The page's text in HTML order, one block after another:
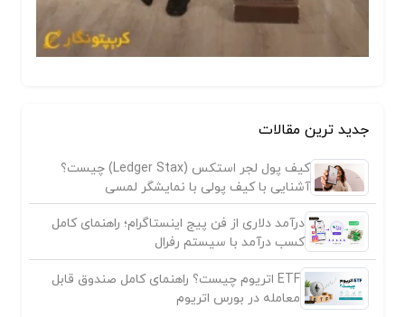
جدید ترین مقالات
کیف پول لجر استکس (Ledger Stax) چیست؟
آشنایی با کیف پولی با نمایشگر لمسی
درآمد دلاری از فن پیج اینستاگرام؛ راهنمای کامل
کسب درآمد با سیستم رفرال
ETF اتریوم چیست؟ راهنمای کامل صندوق قابل
معامله در بورس اتریوم